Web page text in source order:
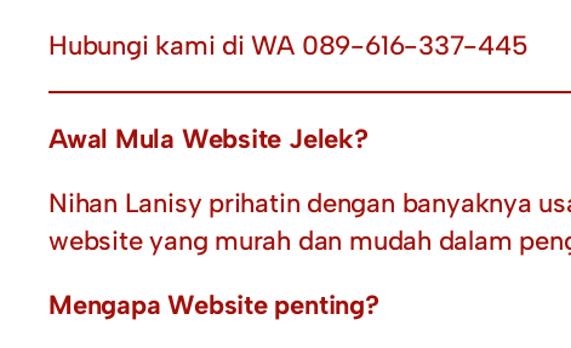
Hubungi kami di WA 089-616-337-445
Awal Mula Website Jelek?
Nihan Lanisy prihatin dengan banyaknya
website yang murah dan mudah dalam
Mengapa Website penting?